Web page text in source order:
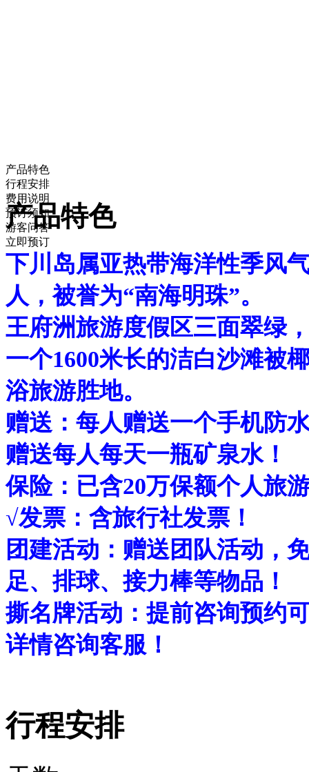
产品特色
行程安排
费用说明
预订须知
游客问答
立即预订
产品特色
下川岛属亚热带海洋性季风
人，被誉为“南海明珠”。
王府洲旅游度假区三面翠绿
一个1600米长的洁白沙滩被
浴旅游胜地。
赠送：每人赠送一个手机防
赠送每人每天一瓶矿泉水！
保险：已含20万保额个人旅
√发票：含旅行社发票！
团建活动：赠送团队活动，
足、排球、接力棒等物品！
撕名牌活动：提前咨询预约
详情咨询客服！
行程安排